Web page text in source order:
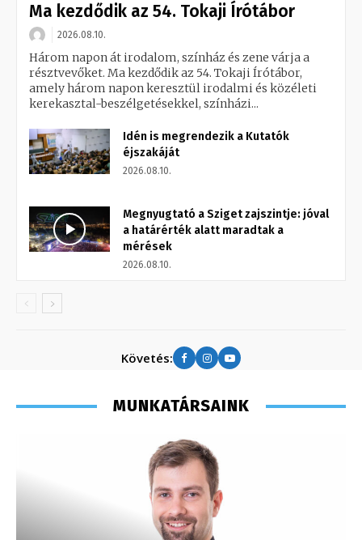
Ma kezdődik az 54. Tokaji Írótábor
2026.08.10.
Három napon át irodalom, színház és zene várja a
résztvevőket. Ma kezdődik az 54. Tokaji Írótábor,
amely három napon keresztül irodalmi és közéleti
kerekasztal-beszélgetésekkel, színházi...
Idén is megrendezik a Kutatók
éjszakáját
2026.08.10.
Megnyugtató a Sziget zajszintje: jóval
a határérték alatt maradtak a
mérések
2026.08.10.
Követés:
MUNKATÁRSAINK